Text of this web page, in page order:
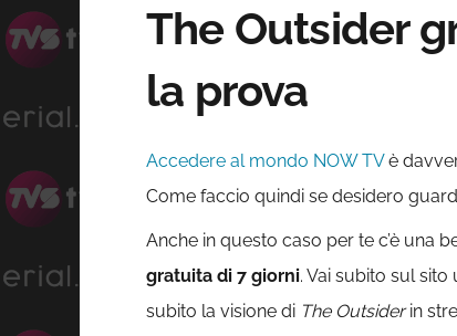
The Outsider
la prova
Accedere al mondo NOW TVè
Come faccio quindi se desidero
Anche in questo caso per te c’è una
gratuita di 7 giorni. Vai subito sul
subito la visione di The Outsiderin